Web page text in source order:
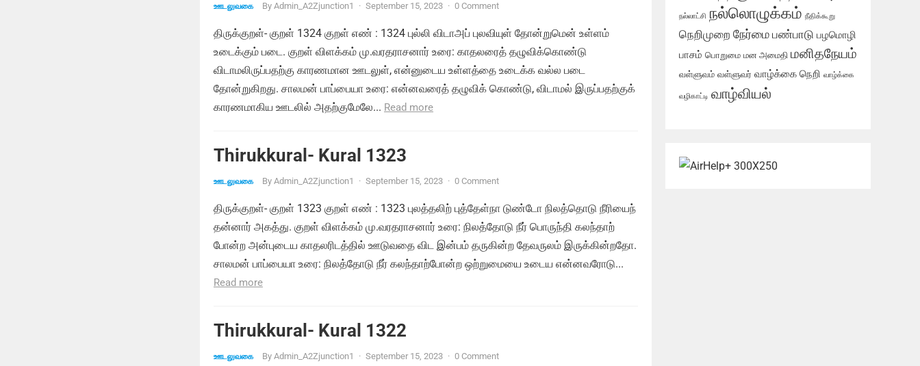
ஊடலுவகை By Admin_A2Zjunction1 · September 15, 2023 · 0 Comment
திருக்குறள்- குறள் 1324 குறள் எண் : 1324 புல்லி விடாஅப் புலவியுள் தோன்றுமென் உள்ளம்
உடைக்கும் படை. குறள் விளக்கம் மு.வரதராசனார் உரை: காதலரைத் தழுவிக்கொண்டு
விடாமலிருப்பதற்கு காரணமான ஊடலுள், என்னுடைய உள்ளத்தை உடைக்க வல்ல படை
தோன்றுகிறது. சாலமன் பாப்பையா உரை: என்னவரைத் தழுவிக் கொண்டு, விடாமல் இருப்பதற்குக்
காரணமாகிய ஊடலில் அதற்குமேலே... Read more
Thirukkural- Kural 1323
ஊடலுவகை By Admin_A2Zjunction1 · September 15, 2023 · 0 Comment
திருக்குறள்- குறள் 1323 குறள் எண் : 1323 புலத்தலிற் புத்தேள்நா டுண்டோ நிலத்தொடு நீரியைந்
தன்னார் அகத்து. குறள் விளக்கம் மு.வரதராசனார் உரை: நிலத்தோடு நீர் பொருந்தி கலந்தாற்
போன்ற அன்புடைய காதலரிடத்தில் ஊடுவதை விட இன்பம் தருகின்ற தேவருலம் இருக்கின்றதோ.
சாலமன் பாப்பையா உரை: நிலத்தோடு நீர் கலந்தாற்போன்ற ஒற்றுமையை உடைய என்னவரோடு...
Read more
Thirukkural- Kural 1322
ஊடலுவகை By Admin_A2Zjunction1 · September 15, 2023 · 0 Comment
நல்லாட்சி நல்லொழுக்கம் நீதிக்கூறு
நெறிமுறை நேர்மை பண்பாடு பழமொழி
பாசம் பொறுமை மன அமைதி மனிதநேயம்
வள்ளுவம் வள்ளுவர் வாழ்க்கை நெறி வாழ்க்கை
வழிகாட்டி வாழ்வியல்